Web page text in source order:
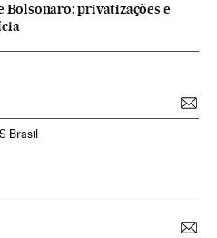
privatizações e
Brasil